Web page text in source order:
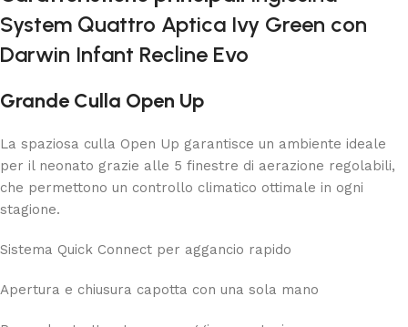
System Quattro Aptica Ivy Green con
Darwin Infant Recline Evo
Grande Culla Open Up
La spaziosa culla Open Up garantisce un ambiente ideale
per il neonato grazie alle 5 finestre di aerazione regolabili,
che permettono un controllo climatico ottimale in ogni
stagione.
Sistema Quick Connect per aggancio rapido
Apertura e chiusura capotta con una sola mano